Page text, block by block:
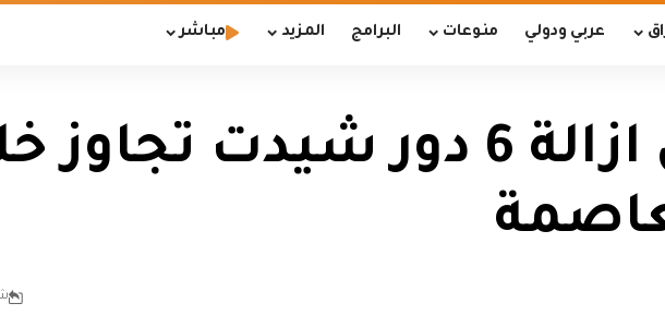
عربي ودولي منوعات البرامج المزيد مباشر
امانة بغداد تعلن ازالة 6 دور